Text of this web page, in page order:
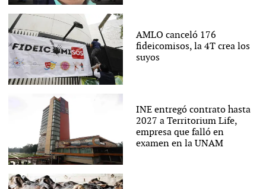
AMLO canceló 176
fideicomisos, la 4T crea los
suyos
INE entregó contrato hasta
2027 a Territorium Life,
empresa que falló en
examen en la UNAM